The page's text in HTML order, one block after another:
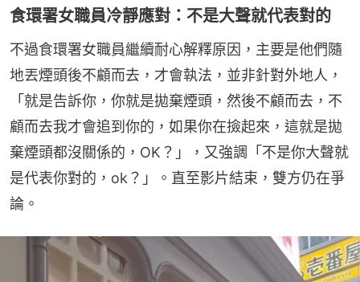
食環署女職員冷靜應對：不是大聲就代表對的
不過食環署女職員繼續耐心解釋原因，主要是他們隨
地丟煙頭後不顧而去，才會執法，並非針對外地人，
「就是告訴你，你就是拋棄煙頭，然後不顧而去，不
顧而去我才會追到你的，如果你在撿起來，這就是拋
棄煙頭都沒關係的，OK？」，又強調「不是你大聲就
是代表你對的，ok？」。直至影片結束，雙方仍在爭
論。